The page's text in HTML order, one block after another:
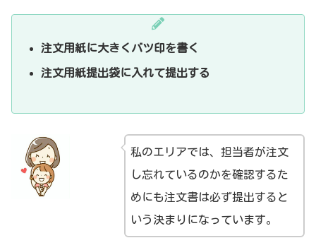
注文用紙に大きくバツ印を書く
注文用紙提出袋に入れて提出する
私のエリアでは、担当者が注文
し忘れているのかを確認するた
めにも注文書は必ず提出すると
いう決まりになっています。